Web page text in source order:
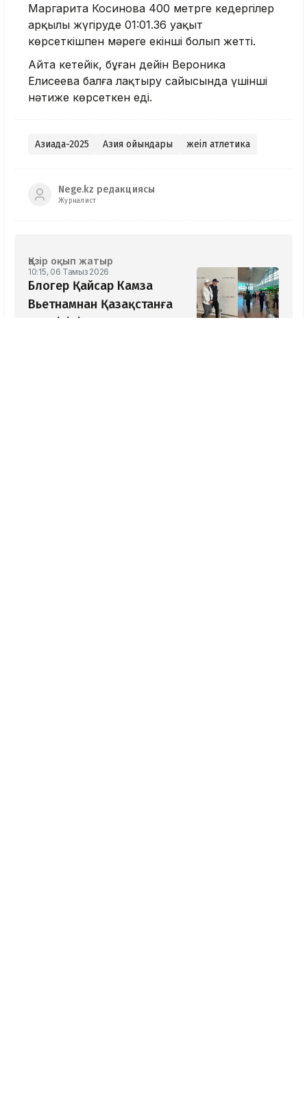
Маргарита Косинова 400 метрге кедергілер
арқылы жүгіруде 01:01.36 уақыт
көрсеткішпен мәреге екінші болып жетті.
Айта кетейік, бұған дейін Вероника
Елисеева балға лақтыру сайысында үшінші
нәтиже көрсеткен еді.
Азиада-2025 Азия ойындары жеңіл атлетика
Nege.kz редакциясы
Журналист
Қазір оқып жатыр
10:15, 06 Тамыз 2026
Блогер Қайсар Камза
Вьетнамнан Қазақстанға
жеткізіліп жатыр